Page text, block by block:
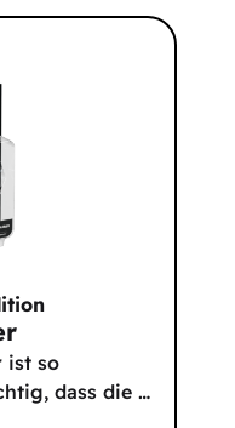
ist so
dass die …